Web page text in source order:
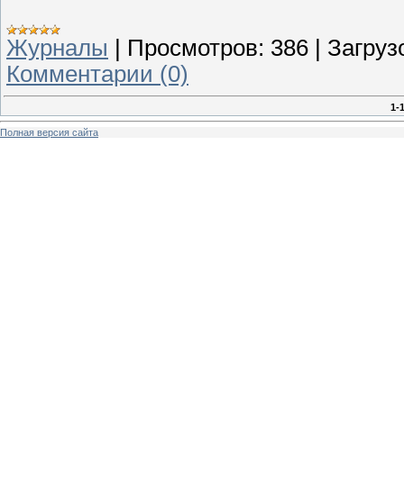
Журналы Просмотров: 386
Комментарии (0)
1-
Полная версия сайта